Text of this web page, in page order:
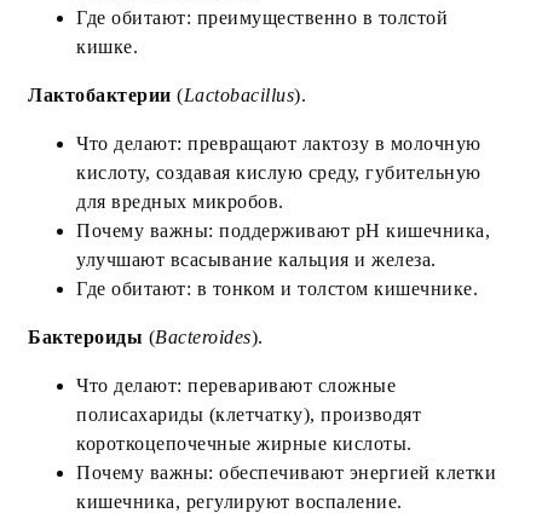
Где обитают: преимущественно в толстой
кишке.
Лактобактерии (Lactobacillus).
Что делают: превращают лактозу в молочную
кислоту, создавая кислую среду, губительную
для вредных микробов.
Почему важны: поддерживают pH кишечника,
улучшают всасывание кальция и железа.
Где обитают: в тонком и толстом кишечнике.
Бактероиды (Bacteroides).
Что делают: переваривают сложные
полисахариды (клетчатку), производят
короткоцепочечные жирные кислоты.
Почему важны: обеспечивают энергией клетки
кишечника, регулируют воспаление.